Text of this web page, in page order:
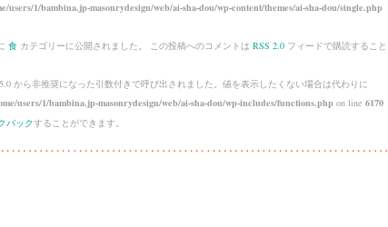
users/1/bambina.jp-masonrydesign/web/ai-sha-dou/wp-content/themes/ai-sha-dou/single.php
食 カテゴリーに公開されました。 この投稿へのコメントは RSS 2.0 フィードで購読すること
から非推奨になった引数付きで呼び出されました。値を表示したくない場合は代わりに
users/1/bambina.jp-masonrydesign/web/ai-sha-dou/wp-includes/functions.php on line 6170
バックすることができます。